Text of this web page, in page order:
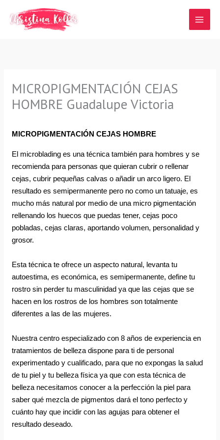
contenido
MICROPIGMENTACIÓN CEJAS
HOMBRE Guadalupe Victoria
MICROPIGMENTACIÓN CEJAS HOMBRE
El microblading es una técnica también para hombres y se
recomienda para personas que quieran cubrir o rellenar
cejas, cubrir pequeñas calvas o añadir un arco ligero. El
resultado es semipermanente pero no como un tatuaje, es
mucho más natural por medio de una micro pigmentación
rellenando los huecos que puedas tener, cejas poco
pobladas, cejas claras, aportando volumen, personalidad y
grosor.
Esta técnica te ofrece un aspecto natural, levanta tu
autoestima, es económica, es semipermanente, define tu
rostro sin perder tu masculinidad ya que las cejas que se
hacen en los rostros de los hombres son totalmente
diferentes a las de las mujeres.
Nuestra centro especializado con 8 años de experiencia en
tratamientos de belleza dispone para ti de personal
experimentado y cualificado, para que no expongas la salud
de tu piel y tu belleza física ya que con esta técnica de
belleza necesitamos conocer a la perfección la piel para
saber qué mezcla de pigmentos dará el tono perfecto y
cuánto hay que incidir con las agujas para obtener el
resultado deseado.